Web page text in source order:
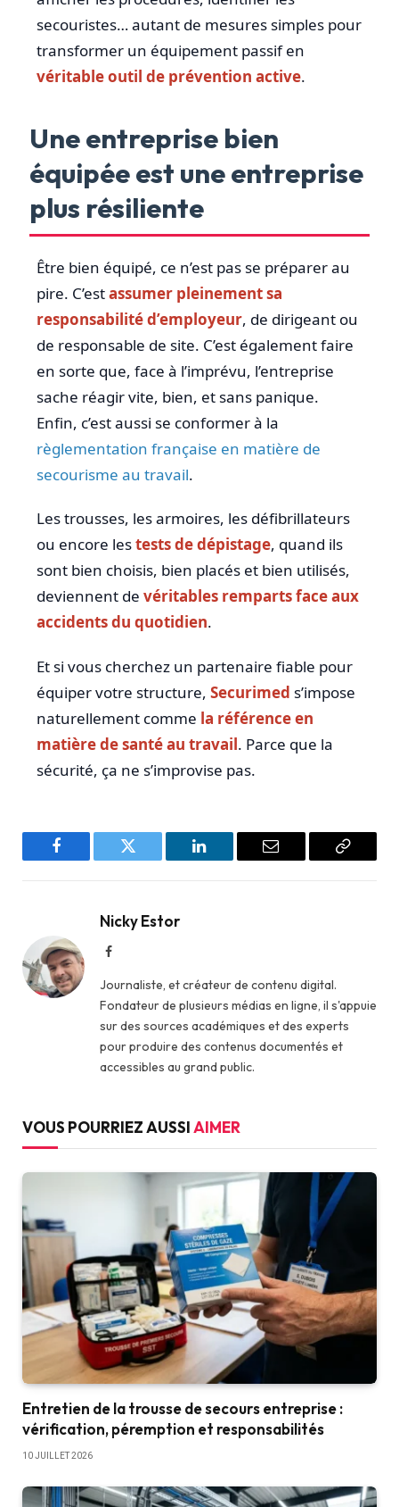
secouristes… autant de mesures simples pour
transformer un équipement passif en
véritable outil de prévention active.
Une entreprise bien
équipée est une entreprise
plus résiliente
Être bien équipé, ce n’est pas se préparer au
pire. C’estassumer pleinement sa
responsabilité d’employeur, de dirigeant ou
de responsable de site. C’est également faire
en sorte que, face à l’imprévu, l’entreprise
sache réagir vite, bien, et sans panique.
Enfin, c’est aussi se conformer à la
règlementation française en matière de
secourisme au travail.
Les trousses, les armoires, les défibrillateurs
ou encore lestests de dépistage, quand ils
sont bien choisis, bien placés et bien utilisés,
deviennent de véritables remparts face aux
accidents du quotidien.
Et si vous cherchez un partenaire fiable pour
équiper votre structure, Securimed s’impose
naturellement comme la référence en
matière de santé au travail. Parce que la
sécurité, ça ne s’improvise pas.
Facebook Twitter LinkedIn Email
Copy
Nicky Estor
Facebook
Journaliste, et créateur de contenu digital.
Fondateur de plusieurs médias en ligne, il s'appuie
sur des sources académiques et des experts
pour produire des contenus documentés et
accessibles au grand public.
VOUS POURRIEZ AUSSIAIMER
Entretien de la trousse de secours entreprise :
vérification, péremption et responsabilités
10 JUILLET 2026